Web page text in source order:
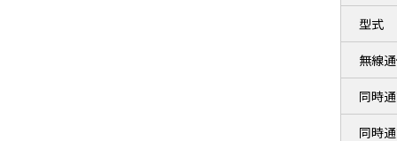
型式
無線
同時
同時